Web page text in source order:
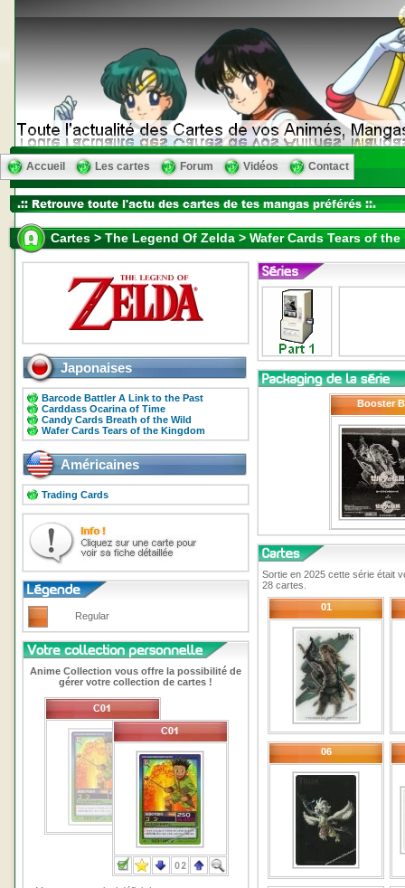
Accueil Les cartes Forum Vidéos Contact
Cartes > The Legend Of Zelda > Wafer Cards Tears of
Japonaises
Barcode Battler A Link to the Past
Carddass Ocarina of Time
Candy Cards Breath of the Wild
Wafer Cards Tears of the Kingdom
Américaines
Trading Cards
Regular
Anime Collection vous offre la possibilité de
gérer votre collection de cartes !
Booster
Sortie en 2025 cette série était
28 cartes.
01
06